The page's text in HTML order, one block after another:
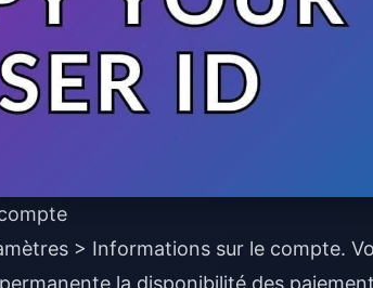
> Informations sur le compte.
la disponibilité des